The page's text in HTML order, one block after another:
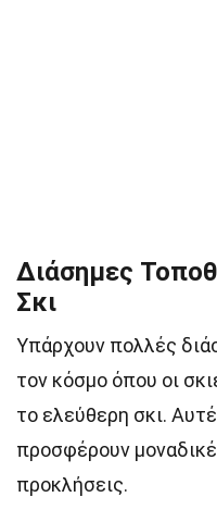
Διάσημες
Σκι
Υπάρχουν πολλές
τον κόσμο όπου οι
το ελεύθερη σκι.
προσφέρουν
προκλήσεις.